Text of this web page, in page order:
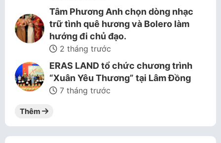
Tâm Phương Anh chọn dòng nhạc
trữ tình quê hương và Bolero làm
hướng đi chủ đạo.
2 tháng trước
ERAS LAND tổ chức chương trình
“Xuân Yêu Thương” tại Lâm Đồng
7 tháng trước
Thêm